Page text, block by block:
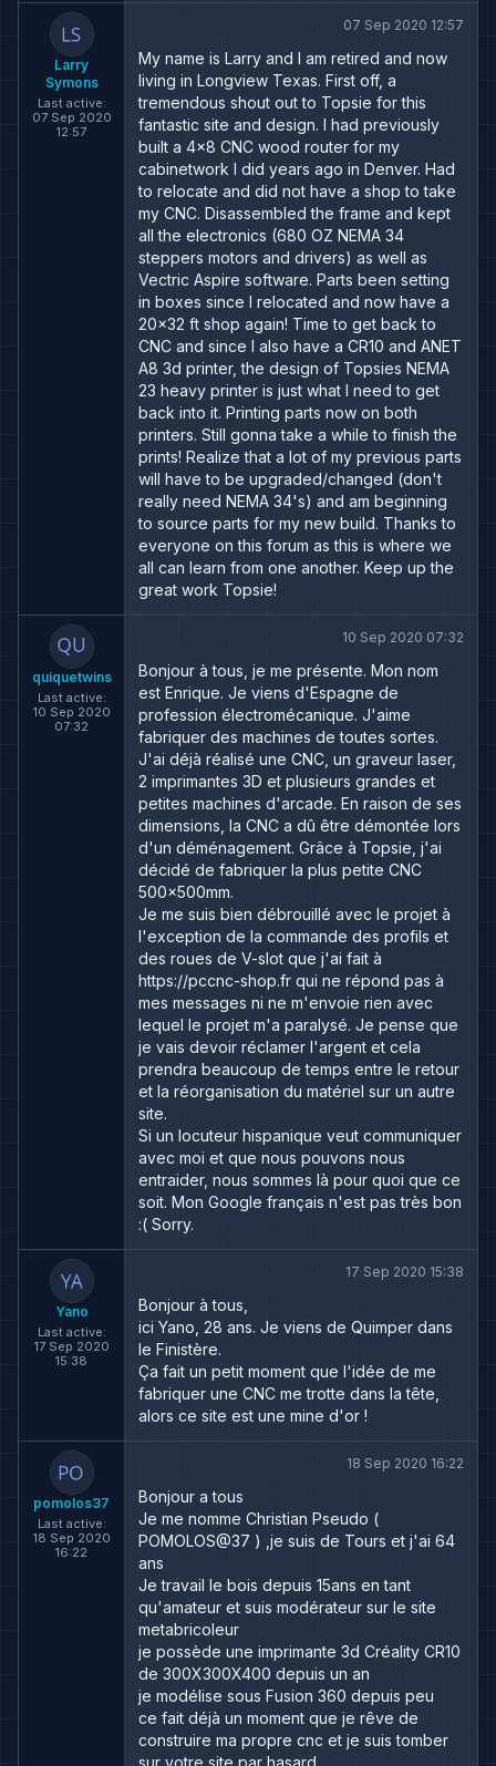
Larry
Symons
Last active:
07 Sep 2020
12:57
07 Sep 2020 12:57
My name is Larry and I am retired and now
living in Longview Texas. First off, a
tremendous shout out to Topsie for this
fantastic site and design. I had previously
built a 4x8 CNC wood router for my
cabinetwork I did years ago in Denver. Had
to relocate and did not have a shop to take
my CNC. Disassembled the frame and kept
all the electronics (680 OZ NEMA 34
steppers motors and drivers) as well as
Vectric Aspire software. Parts been setting
in boxes since I relocated and now have a
20x32 ft shop again! Time to get back to
CNC and since I also have a CR10 and ANET
A8 3d printer, the design of Topsies NEMA
23 heavy printer is just what I need to get
back into it. Printing parts now on both
printers. Still gonna take a while to finish the
prints! Realize that a lot of my previous parts
will have to be upgraded/changed (don't
really need NEMA 34's) and am beginning
to source parts for my new build. Thanks to
everyone on this forum as this is where we
all can learn from one another. Keep up the
great work Topsie!
quiquetwins
Last active:
10 Sep 2020
07:32
10 Sep 2020 07:32
Bonjour à tous, je me présente. Mon nom
est Enrique. Je viens d'Espagne de
profession électromécanique. J'aime
fabriquer des machines de toutes sortes.
J'ai déjà réalisé une CNC, un graveur laser,
2 imprimantes 3D et plusieurs grandes et
petites machines d'arcade. En raison de ses
dimensions, la CNC a dû être démontée lors
d'un déménagement. Grâce à Topsie, j'ai
décidé de fabriquer la plus petite CNC
500x500mm.
Je me suis bien débrouillé avec le projet à
l'exception de la commande des profils et
des roues de V-slot que j'ai fait à
https://pccnc-shop.fr qui ne répond pas à
mes messages ni ne m'envoie rien avec
lequel le projet m'a paralysé. Je pense que
je vais devoir réclamer l'argent et cela
prendra beaucoup de temps entre le retour
et la réorganisation du matériel sur un autre
site.
Si un locuteur hispanique veut communiquer
avec moi et que nous pouvons nous
entraider, nous sommes là pour quoi que ce
soit. Mon Google français n'est pas très bon
:( Sorry.
Yano
Last active:
17 Sep 2020
15:38
17 Sep 2020 15:38
Bonjour à tous,
ici Yano, 28 ans. Je viens de Quimper dans
le Finistère.
Ça fait un petit moment que l'idée de me
fabriquer une CNC me trotte dans la tête,
alors ce site est une mine d'or !
pomolos37
Last active:
18 Sep 2020
16:22
18 Sep 2020 16:22
Bonjour a tous
Je me nomme Christian Pseudo (
POMOLOS@37 ) ,je suis de Tours et j'ai 64
ans
Je travail le bois depuis 15ans en tant
qu'amateur et suis modérateur sur le site
metabricoleur
je possède une imprimante 3d Créality CR10
de 300X300X400 depuis un an
je modélise sous Fusion 360 depuis peu
ce fait déjà un moment que je rêve de
construire ma propre cnc et je suis tomber
sur votre site par hasard